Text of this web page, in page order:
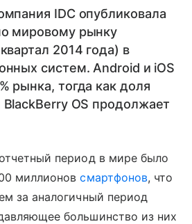
IDC опубликовала
мировому рынку
2014 года) в
систем. Android и iOS
рынка, тогда как доля
OS продолжает
период в мире было
миллионовсмартфонов, что
за аналогичный период
большинство из них